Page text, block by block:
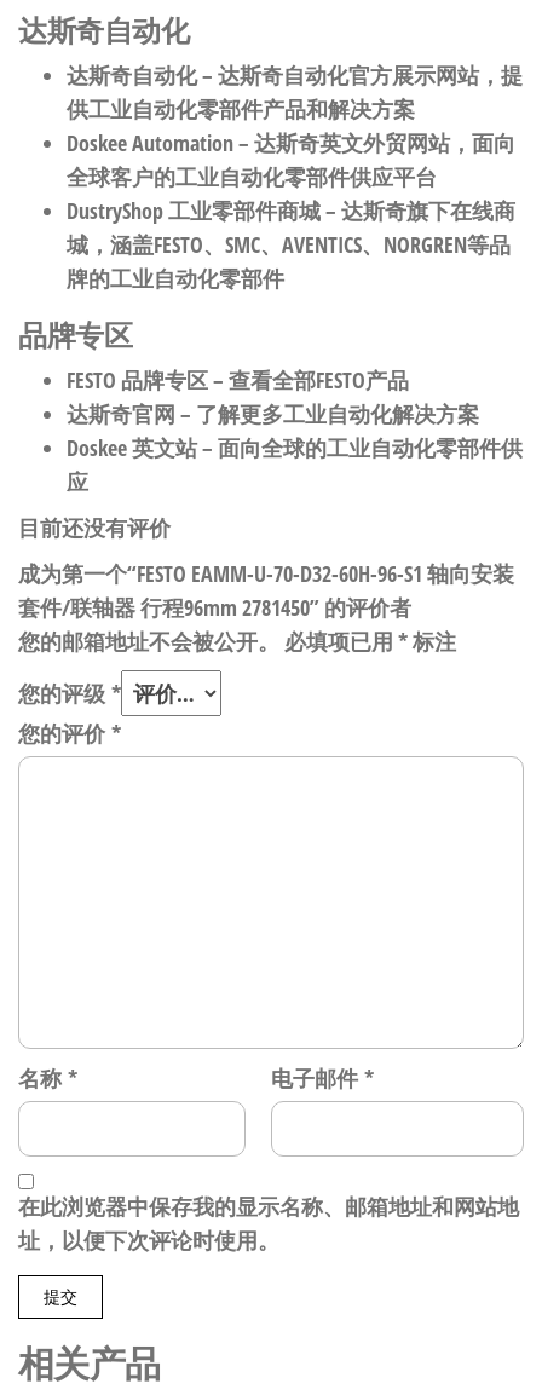
达斯奇自动化
达斯奇自动化– 达斯奇自动化官方展示网站，提
供工业自动化零部件产品和解决方案
Doskee Automation– 达斯奇英文外贸网站，面向
全球客户的工业自动化零部件供应平台
DustryShop 工业零部件商城– 达斯奇旗下在线商
城，涵盖FESTO、SMC、AVENTICS、NORGREN等品
牌的工业自动化零部件
品牌专区
FESTO 品牌专区– 查看全部FESTO产品
达斯奇官网 – 了解更多工业自动化解决方案
Doskee 英文站– 面向全球的工业自动化零部件供
应
目前还没有评价
成为第一个“FESTO EAMM-U-70-D32-60H-96-S1 轴向安装
套件/联轴器 行程96mm 2781450” 的评价者
您的邮箱地址不会被公开。
必填项已用 *标注
您的评级 *
您的评价*
名称 * 电子邮件 *
在此浏览器中保存我的显示名称、邮箱地址和网站地
址，以便下次评论时使用。
相关产品